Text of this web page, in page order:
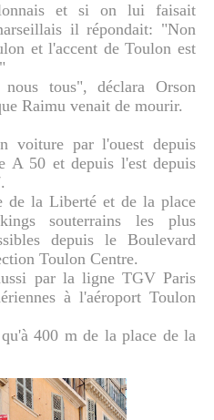
et si on lui faisait
il répondait: "Non
et l'accent de Toulon est
tous", déclara Orson
Raimu venait de mourir.
voiture par l'ouest depuis
A 50 et depuis l'est depuis
de la Liberté et de la place
souterrains les plus
depuis le Boulevard
Toulon Centre.
par la ligne TGV Paris
à l'aéroport Toulon
400 m de la place de la